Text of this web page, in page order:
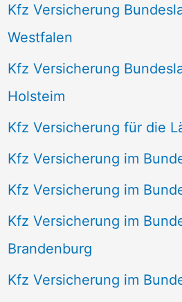
Kfz Versicherung
Westfalen
Kfz Versicherung
Holsteim
Kfz Versicherung für die
Kfz Versicherung im
Kfz Versicherung im
Kfz Versicherung im
Brandenburg
Kfz Versicherung im